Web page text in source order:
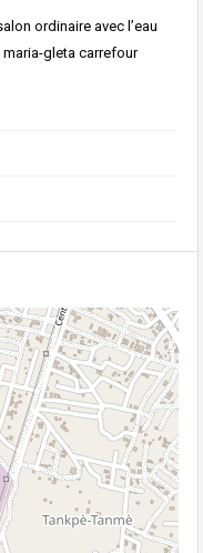
ordinaire avec l’eau
gleta carrefour